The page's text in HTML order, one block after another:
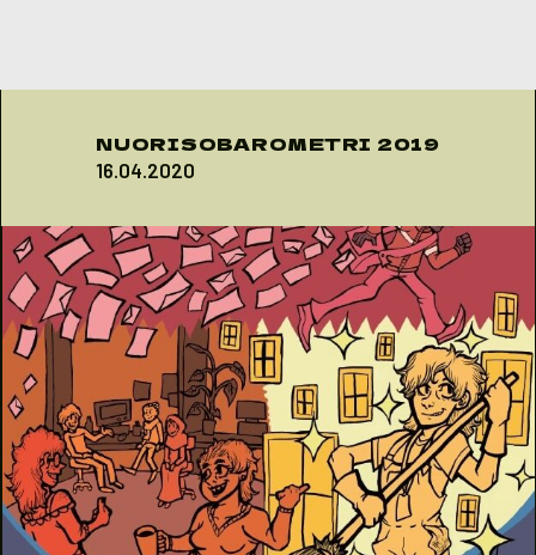
NUORISOBAROMETRI 2019
16.04.2020